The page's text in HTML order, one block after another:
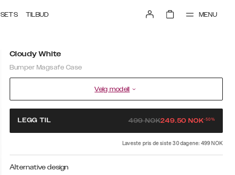
SETS TILBUD MENU
Cloudy White
Bumper Magsafe Case
Velg modell
LEGG TIL 499NOK249.50 NOK-50%
Laveste pris de siste 30 dagene: 499 NOK
Alternative design